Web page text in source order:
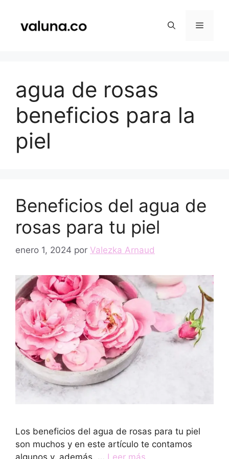
contenido
Menú
agua de rosas
beneficios para la
piel
Beneficios del agua de
rosas para tu piel
enero 1, 2024 por Valezka Arnaud
Los beneficios del agua de rosas para tu piel
son muchos y en este artículo te contamos